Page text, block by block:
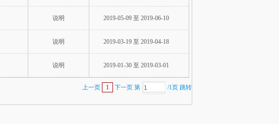
说明 2019-05-09 至 2019-06-10
说明 2019-03-19 至 2019-04-18
说明 2019-01-30 至 2019-03-01
上一页 1 下一页 第 /1页 跳转